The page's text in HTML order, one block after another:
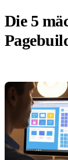
Die 5